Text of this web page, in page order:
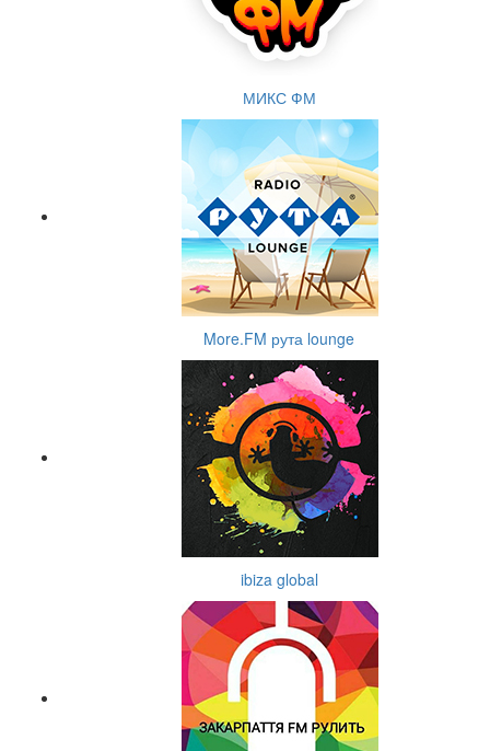
МИКС ФМ
More.FM рута lounge
ibiza global